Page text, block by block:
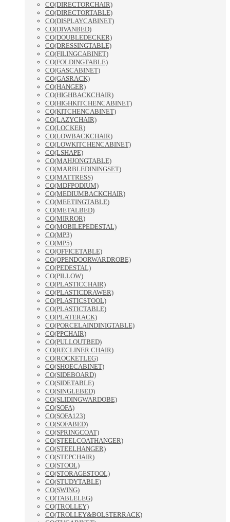
CO(DIRECTORCHAIR)
CO(DIRECTORTABLE)
CO(DISPLAYCABINET)
CO(DIVANBED)
CO(DOUBLEDECKER)
CO(DRESSINGTABLE)
CO(FILINGCABINET)
CO(FOLDINGTABLE)
CO(GASCABINET)
CO(GASRACK)
CO(HANGER)
CO(HIGHBACKCHAIR)
CO(HIGHKITCHENCABINET)
CO(KITCHENCABINET)
CO(LAZYCHAIR)
CO(LOCKER)
CO(LOWBACKCHAIR)
CO(LOWKITCHENCABINET)
CO(LSHAPE)
CO(MAHJONGTABLE)
CO(MARBLEDININGSET)
CO(MATTRESS)
CO(MDFPODIUM)
CO(MEDIUMBACKCHAIR)
CO(MEETINGTABLE)
CO(METALBED)
CO(MIRROR)
CO(MOBILEPEDESTAL)
CO(MP3)
CO(MP5)
CO(OFFICETABLE)
CO(OPENDOORWARDROBE)
CO(PEDESTAL)
CO(PILLOW)
CO(PLASTICCHAIR)
CO(PLASTICDRAWER)
CO(PLASTICSTOOL)
CO(PLASTICTABLE)
CO(PLATERACK)
CO(PORCELAINDINIGTABLE)
CO(PPCHAIR)
CO(PULLOUTBED)
CO(RECLINER CHAIR)
CO(ROCKETLEG)
CO(SHOECABINET)
CO(SIDEBOARD)
CO(SIDETABLE)
CO(SINGLEBED)
CO(SLIDINGWARDOBE)
CO(SOFA)
CO(SOFA123)
CO(SOFABED)
CO(SPRINGCOAT)
CO(STEELCOATHANGER)
CO(STEELHANGER)
CO(STEPCHAIR)
CO(STOOL)
CO(STORAGESTOOL)
CO(STUDYTABLE)
CO(SWING)
CO(TABLELEG)
CO(TROLLEY)
CO(TROLLEY&BOLSTERRACK)